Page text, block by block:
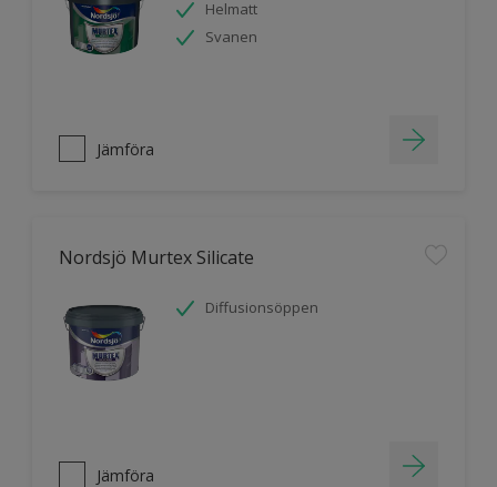
Helmatt
Svanen
Jämföra
Nordsjö Murtex Silicate
Diffusionsöppen
Jämföra